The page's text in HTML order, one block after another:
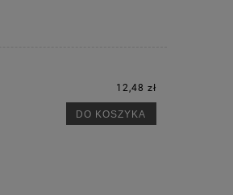
12,48 zł
DO KOSZYKA